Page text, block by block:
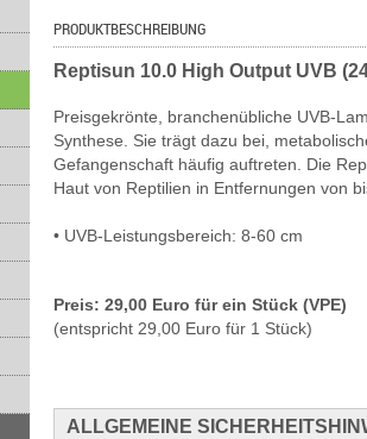
PRODUKTBESCHREIBUNG
Reptisun 10.0 High Output UVB
Preisgekrönte, branchenübliche UVB-
Synthese. Sie trägt dazu bei,
Gefangenschaft häufig auftreten. Die
Haut von Reptilien in Entfernungen von
• UVB-Leistungsbereich: 8-60 cm
Preis: 29,00 Euro für ein Stück (VPE)
(entspricht 29,00 Euro für 1 Stück)
ALLGEMEINE